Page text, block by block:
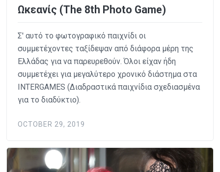
Ωκεανίς (The 8th Photo Game)
Σ' αυτό το φωτογραφικό παιχνίδι οι
συμμετέχοντες ταξίδεψαν από διάφορα μέρη της
Ελλάδας για να παρευρεθούν. Όλοι είχαν ήδη
συμμετέχει για μεγαλύτερο χρονικό διάστημα στα
INTERGAMES (Διαδραστικά παιχνίδια σχεδιασμένα
για το διαδύκτιο).
OCTOBER 29, 2019